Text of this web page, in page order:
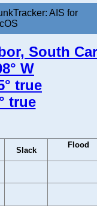
AIS for
South
W
true
true
Slack
Flood